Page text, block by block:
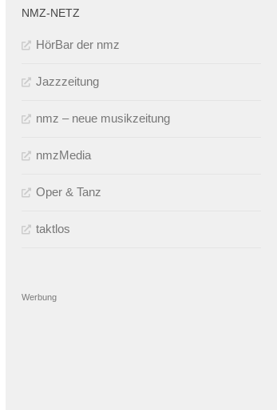
NMZ-NETZ
HörBar der nmz
Jazzzeitung
nmz – neue musikzeitung
nmzMedia
Oper & Tanz
taktlos
Werbung